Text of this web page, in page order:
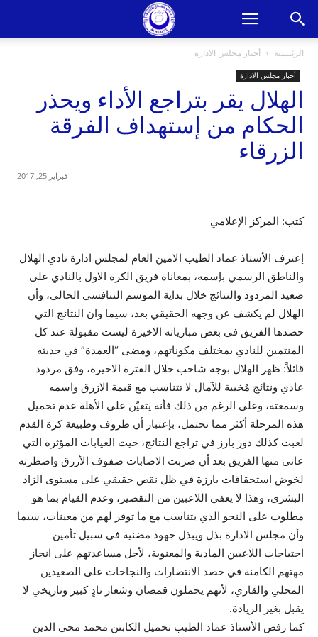
الرئيسية أخبار مجلس الادارة
أخبار مجلس الادارة
الهلال يقر بتراجع الأداء ويحذر
الحكام من إستهداف الفرقة
الزرقاء
فبراير 25, 2017
كتب: المركز الإعلامي
إعترف الأستاذ عماد الطيب الامين العام لمجلس ادارة نادي الهلال
والناطق الرسمي بإسمه، بمعاناة فريق الكرة الاول بالنادي على
صعيد المردود والنتائج خلال بداية الموسم التنافسي الحالي، وأن
الهلال لم يكشف عن وجهه الحقيقي بعد، سيما وان النتائج التي
حصدها الفريق في بعض مبارياته الاخيرة ليست مقبولة عند كل
المنتمين للنادي بمختلف مكوناتهم، ومضى “العمدة” في حديثه
قائلاً: ظهر الهلال بوجه شاحب خلال الفترة الاخيرة، وفق مردود
عادي ونتائج مُخيبة للآمال لا تتناسب مع قيمة الازرق واسمه
وسمعته، وعلى الرغم من ذلك فأنه يتعيّن على الأهلة عدم تحميل
هذه المرحلة أكثر مما تحتمل، بإعتبار أن ظروف وطبيعة كرة القدم
لعبت كذلك دور بارز في تراجع النتائج، حيث الغيابات المؤثرة التي
عانى منها الفريق بعد أن ضربت الاصابات صفوف الأزرق واضطرته
لخوض استحقاقات بارزة في ظل نقص حقيقي على مستوى الزاد
البشري، وهذا لا يعفي اللاعبين من التقصير، وعدم القيام بما هو
مطلوب على النحو الذي يتناسب مع ما توفر لهم من معينات، سيما
وأن مجلس الادارة بذل ويبذل جهود مضنية في سبيل تأمين
احتياجات اللاعبين المادية والمعنوية، لأجل مساعدتهم على انجاز
مهتهم الكامنة في حصد الانتصارات والنجاحات على الصعيدين
المحلي والقاري، لأنهم يحملون قمصان وشعار نادٍ كبير وتاريخي لا
يقبل بغير الريادة.
كما رفض الأستاذ عماد الطيب تحميل الكابتن محمد محي الدين